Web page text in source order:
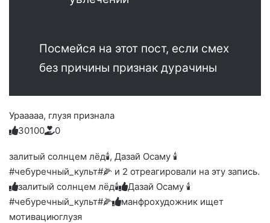
Посмейся на этот пост, если смех
без причины признак дурачины
Урааааа, глузя признала
Голосуйте
вверх.
3
Нажмите
реакцию:
0
Нажмите
реакцию:
до
слез
1
Нажмите
реакцию:
0
Нажмите
реакцию:
0
Нажмите
благодарю
0
залитый солнцем лёд🕯, Дазай Осаму 🕯
#чебуречный_культ#🌽 и 2 отреагировали на эту запись.
залитый солнцем лёд🕯
Дазай Осаму 🕯
#чебуречный_культ#🌽
манфрохудожник ищет
мотивациюглузя